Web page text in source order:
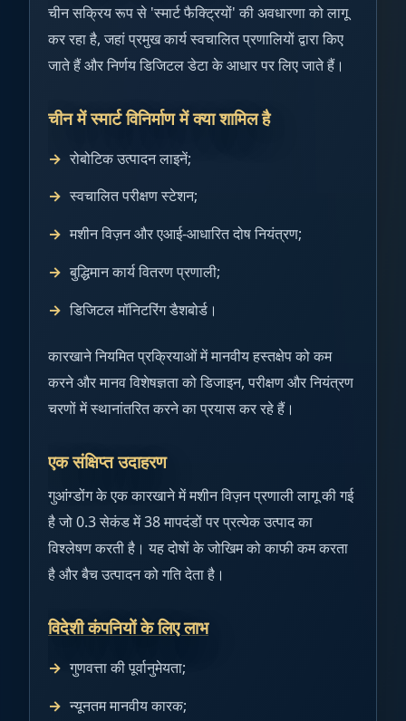
चीन सक्रिय रूप से 'स्मार्ट फैक्ट्रियों' की अवधारणा को लागू
कर रहा है, जहां प्रमुख कार्य स्वचालित प्रणालियों द्वारा किए
जाते हैं और निर्णय डिजिटल डेटा के आधार पर लिए जाते हैं।
चीन में स्मार्ट विनिर्माण में क्या शामिल है
रोबोटिक उत्पादन लाइनें;
स्वचालित परीक्षण स्टेशन;
मशीन विज़न और एआई-आधारित दोष नियंत्रण;
बुद्धिमान कार्य वितरण प्रणाली;
डिजिटल मॉनिटरिंग डैशबोर्ड।
कारखाने नियमित प्रक्रियाओं में मानवीय हस्तक्षेप को कम
करने और मानव विशेषज्ञता को डिजाइन, परीक्षण और नियंत्रण
चरणों में स्थानांतरित करने का प्रयास कर रहे हैं।
एक संक्षिप्त उदाहरण
गुआंग्डोंग के एक कारखाने में मशीन विज़न प्रणाली लागू की गई
है जो 0.3 सेकंड में 38 मापदंडों पर प्रत्येक उत्पाद का
विश्लेषण करती है। यह दोषों के जोखिम को काफी कम करता
है और बैच उत्पादन को गति देता है।
विदेशी कंपनियों के लिए लाभ
गुणवत्ता की पूर्वानुमेयता;
न्यूनतम मानवीय कारक;